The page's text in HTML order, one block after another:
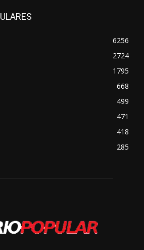
6256
2724
1795
668
499
471
418
285